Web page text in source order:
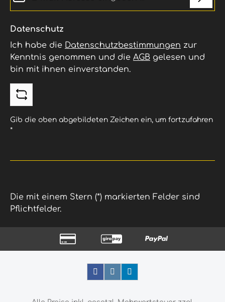
Datenschutz
Ich habe die Datenschutzbestimmungen zur
Kenntnis genommen und die AGB gelesen und
bin mit ihnen einverstanden.
Gib die oben abgebildeten Zeichen ein, um fortzufahren
*
Die mit einem Stern (*) markierten Felder sind
Pflichtfelder.